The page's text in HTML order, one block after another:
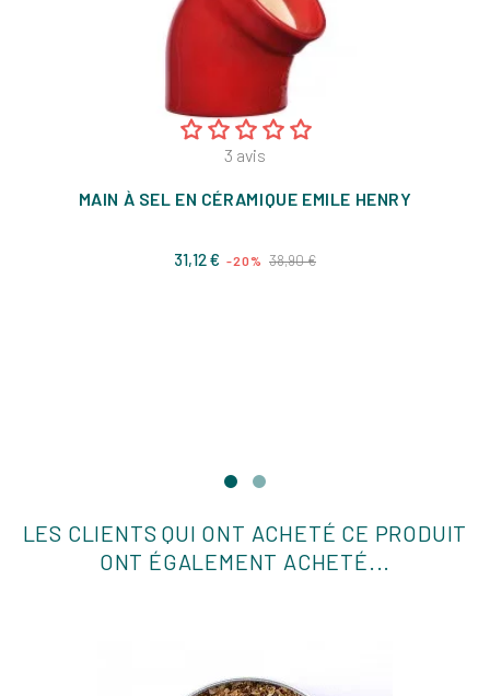
3 avis
MAIN À SEL EN CÉRAMIQUE EMILE HENRY
31,12 € Prix
-20% 38,90 €Prix
LES CLIENTS QUI ONT ACHETÉ CE PRODUIT
ONT ÉGALEMENT ACHETÉ...